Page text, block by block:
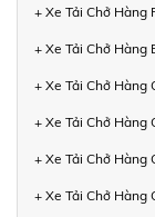
+ Xe Tải Chở Hàng
+ Xe Tải Chở Hàng
+ Xe Tải Chở Hàng
+ Xe Tải Chở Hàng
+ Xe Tải Chở Hàng
+ Xe Tải Chở Hàng